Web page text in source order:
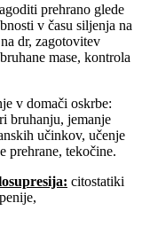
prehrano glede
v času siljenja na
dr, zagotovitev
mase, kontrola
v domači oskrbe:
bruhanju, jemanje
učinkov, učenje
prehrane, tekočine.
: citostatiki